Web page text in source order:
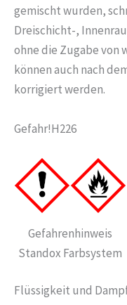
gemischt wurden,
Dreischicht-,
ohne die Zugabe
können auch nach
korrigiert werden.
Gefahr!H226
Gefahrenhinweis
Standox Farbsystem
Flüssigkeit und